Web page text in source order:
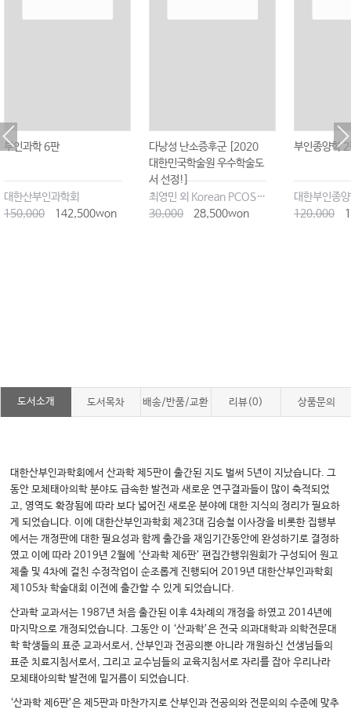
부인과학 6판
대한산부인과학회
150,000
142,500won
다낭성 난소증후군 [2020
대한민국학술원 우수학술도
서 선정!]
최영민 외 Korean PCOS Forum
30,000
28,500won
부인종양학
대한부인종
120,000
도서소개 도서목차 배송/반품/교환 리뷰(0) 상품문의
대한산부인과학회에서 산과학 제5판이 출간된 지도 벌써 5년이 지났습니다. 그
동안 모체태아의학 분야도 급속한 발전과 새로운 연구결과들이 많이 축적되었
고, 영역도 확장됨에 따라 보다 넓어진 새로운 분야에 대한 지식의 정리가 필요하
게 되었습니다. 이에 대한산부인과학회 제23대 김승철 이사장을 비롯한 집행부
에서는 개정판에 대한 필요성과 함께 출간을 재임기간동안에 완성하기로 결정하
였고 이에 따라 2019년 2월에 ‘산과학 제6판’ 편집간행위원회가 구성되어 원고
제출 및 4차에 걸친 수정작업이 순조롭게 진행되어 2019년 대한산부인과학회
제105차 학술대회 이전에 출간할 수 있게 되었습니다.
산과학 교과서는 1987년 처음 출간된 이후 4차례의 개정을 하였고 2014년에
마지막으로 개정되었습니다. 그동안 이 ‘산과학’은 전국 의과대학과 의학전문대
학 학생들의 표준 교과서로서, 산부인과 전공의뿐 아니라 개원하신 선생님들의
표준 치료지침서로서, 그리고 교수님들의 교육지침서로 자리를 잡아 우리나라
모체태아의학 발전에 밑거름이 되었습니다.
‘산과학 제6판’은 제5판과 마찬가지로 산부인과 전공의와 전문의의 수준에 맞추